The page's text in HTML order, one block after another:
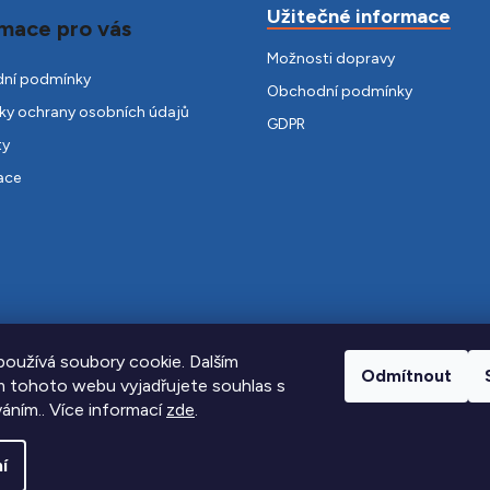
soubory cookie. Dalším
tohoto webu vyjadřujete souhlas s
Více informací zde.
Odmítnout
pro vás
podmínky
ochrany osobních údajů
Užitečné informace
Možnosti dopravy
Obchodní podmínky
GDPR